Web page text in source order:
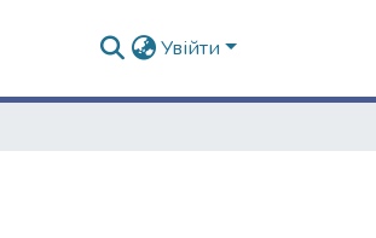
Увійти